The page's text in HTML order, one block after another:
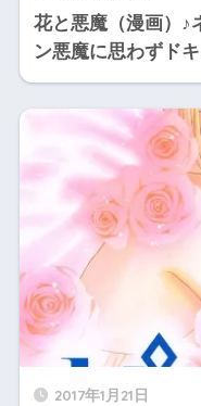
花と悪魔（漫画）♪
ン悪魔に思わずド
2017年1月21日